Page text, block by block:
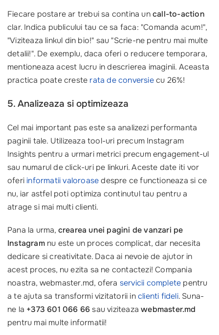
Fiecare postare ar trebui sa contina uncall-to-action
clar. Indica publicului tau ce sa faca: "Comanda acum!",
"Viziteaza linkul din bio!" sau "Scrie-ne pentru mai multe
detalii!". De exemplu, daca oferi o reducere temporara,
mentioneaza acest lucru in descrierea imaginii. Aceasta
practica poate creste rata de conversiecu 26%!
5. Analizeaza si optimizeaza
Cel mai important pas este sa analizezi performanta
paginii tale. Utilizeaza tool-uri precum Instagram
Insights pentru a urmari metrici precum engagement-ul
sau numarul de click-uri pe linkuri. Aceste date iti vor
oferi informatii valoroasedespre ce functioneaza si ce
nu, iar astfel poti optimiza continutul tau pentru a
atrage si mai multi clienti.
Pana la urma, crearea unei pagini de vanzari pe
Instagramnu este un proces complicat, dar necesita
dedicare si creativitate. Daca ai nevoie de ajutor in
acest proces, nu ezita sa ne contactezi! Compania
noastra, webmaster.md, ofera servicii complete pentru
a te ajuta sa transformi vizitatorii inclienti fideli. Suna-
ne la +373 601 066 66sau viziteazawebmaster.md
pentru mai multe informatii!